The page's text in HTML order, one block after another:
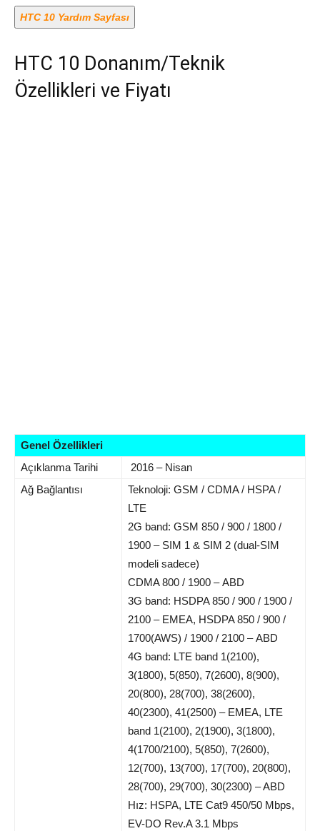
HTC 10 Yardım Sayfası
HTC 10 Donanım/Teknik
Özellikleri ve Fiyatı
Genel Özellikleri
Açıklanma Tarihi
2016 – Nisan
Ağ Bağlantısı
Teknoloji: GSM / CDMA / HSPA /
LTE
2G band: GSM 850 / 900 / 1800 /
1900 – SIM 1 & SIM 2 (dual-SIM
modeli sadece)
CDMA 800 / 1900 – ABD
3G band: HSDPA 850 / 900 / 1900 /
2100 – EMEA, HSDPA 850 / 900 /
1700(AWS) / 1900 / 2100 – ABD
4G band: LTE band 1(2100),
3(1800), 5(850), 7(2600), 8(900),
20(800), 28(700), 38(2600),
40(2300), 41(2500) – EMEA, LTE
band 1(2100), 2(1900), 3(1800),
4(1700/2100), 5(850), 7(2600),
12(700), 13(700), 17(700), 20(800),
28(700), 29(700), 30(2300) – ABD
Hız: HSPA, LTE Cat9 450/50 Mbps,
EV-DO Rev.A 3.1 Mbps